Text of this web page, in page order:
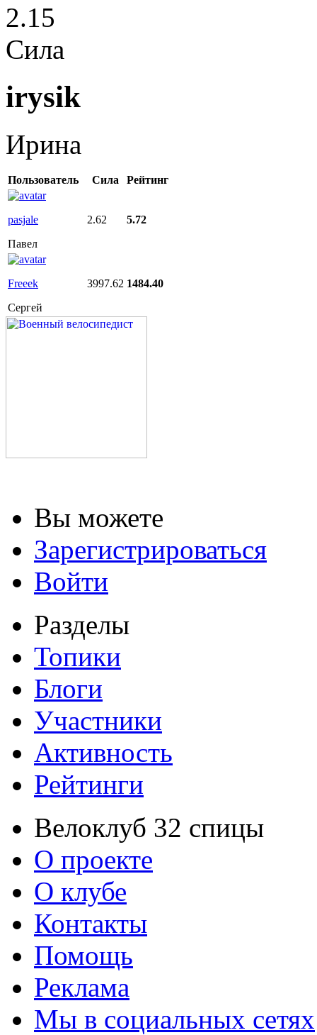
2.15
Сила
irysik
Ирина
Пользователь Сила Рейтинг
pasjale
Павел
2.62 5.72
Freeek
Сергей
3997.62 1484.40
Вы можете
Зарегистрироваться
Войти
Разделы
Топики
Блоги
Участники
Активность
Рейтинги
Велоклуб 32 спицы
О проекте
О клубе
Контакты
Помощь
Реклама
Мы в социальных сетях